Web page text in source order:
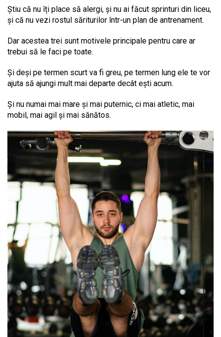
Știu că nu îți place să alergi, și nu ai făcut sprinturi din liceu,
și că nu vezi rostul săriturilor într-un plan de antrenament.
Dar acestea trei sunt motivele principale pentru care ar
trebui să le faci pe toate.
Și deși pe termen scurt va fi greu, pe termen lung ele te vor
ajuta să ajungi mult mai departe decât ești acum.
Și nu numai mai mare și mai puternic, ci mai atletic, mai
mobil, mai agil și mai sănătos.